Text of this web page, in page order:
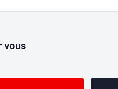
vous